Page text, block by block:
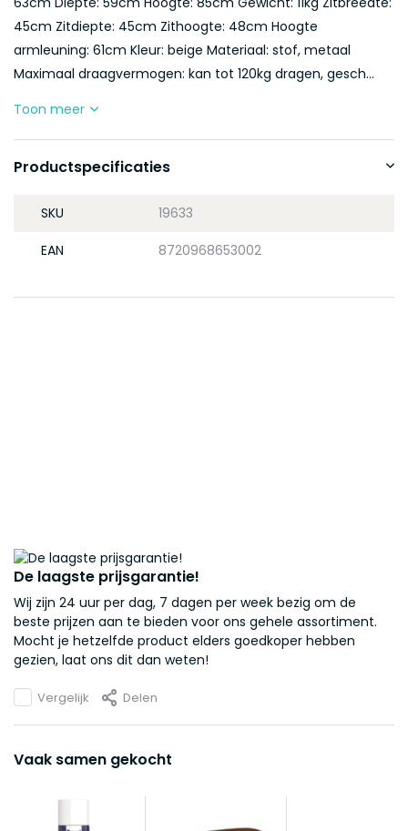
45cm Zitdiepte: 45cm Zithoogte: 48cm Hoogte
armleuning: 61cm Kleur: beige Materiaal: stof, metaal
Maximaal draagvermogen: kan tot 120kg dragen, gesch...
Toon meer
Productspecificaties
SKU 19633
EAN 8720968653002
De laagste prijsgarantie!
Wij zijn 24 uur per dag, 7 dagen per week bezig om de
beste prijzen aan te bieden voor ons gehele assortiment.
Mocht je hetzelfde product elders goedkoper hebben
gezien, laat ons dit dan weten!
Vergelijk Delen
Vaak samen gekocht